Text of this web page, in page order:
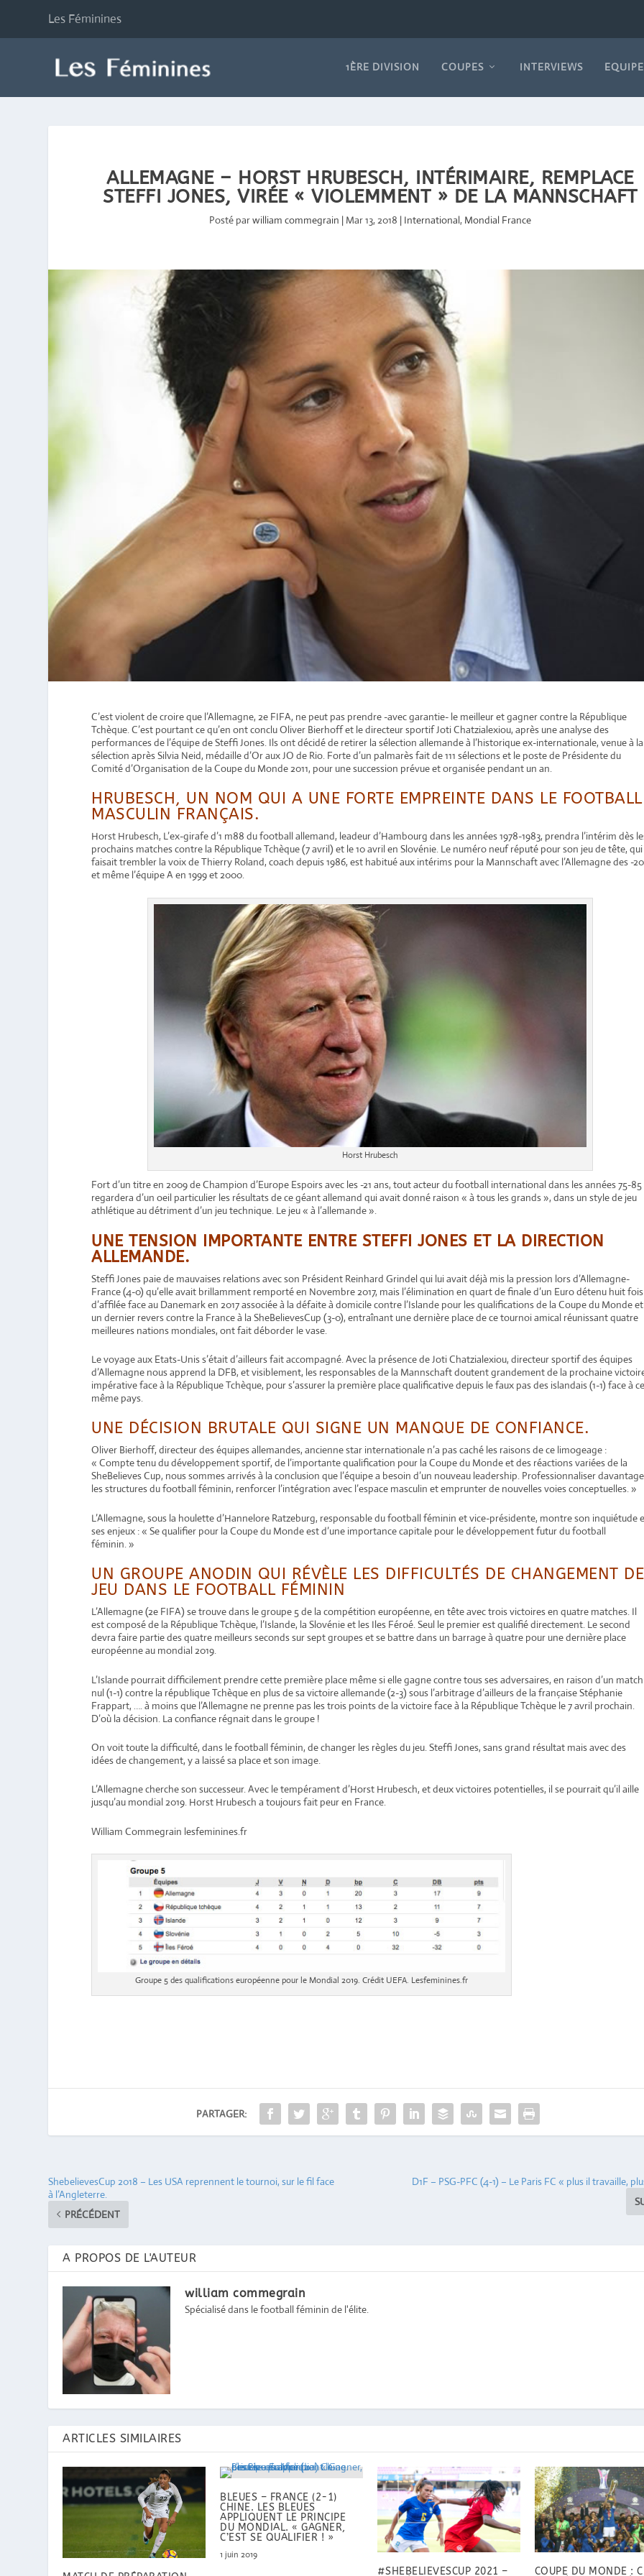
Les Féminines
1ÈRE DIVISION COUPES INTERVIEWS
ALLEMAGNE – HORST HRUBESCH, INTÉRIMAIRE, REMPLACE
STEFFI JONES, VIRÉE « VIOLEMMENT » DE LA MANNSCHAFT
Posté parwilliam commegrain | Mar 13, 2018 | International, Mondial France
C’est violent de croire que l’Allemagne, 2e FIFA, ne peut pas prendre -avec garantie- le meilleur et gagner contre la République
Tchèque. C’est pourtant ce qu’en ont conclu Oliver Bierhoff et le directeur sportif Joti Chatzialexiou, après une analyse des
performances de l’équipe de Steffi Jones. Ils ont décidé de retirer la sélection allemande à l’historique ex-internationale, venue à la
sélection après Silvia Neid, médaille d’Or aux JO de Rio. Forte d’un palmarès fait de 111 sélections et le poste de Présidente du
Comité d’Organisation de la Coupe du Monde 2011, pour une succession prévue et organisée pendant un an.
HRUBESCH, UN NOM QUI A UNE FORTE EMPREINTE DANS LE FOOTBALL
MASCULIN FRANÇAIS.
Horst Hrubesch, L’ex-girafe d’1 m88 du football allemand, leadeur d’Hambourg dans les années 1978-1983, prendra l’intérim dès
prochains matches contre la République Tchèque (7 avril) et le 10 avril en Slovénie. Le numéro neuf réputé pour son jeu de tête, qui
faisait trembler la voix de Thierry Roland, coach depuis 1986, est habitué aux intérims pour la Mannschaft avec l’Allemagne des -20
et même l’équipe A en 1999 et 2000.
Horst Hrubesch
Fort d’un titre en 2009 de Champion d’Europe Espoirs avec les -21 ans, tout acteur du football international dans les années 75-85
regardera d’un oeil particulier les résultats de ce géant allemand qui avait donné raison « à tous les grands », dans un style de jeu
athlétique au détriment d’un jeu technique. Le jeu « à l’allemande ».
UNE TENSION IMPORTANTE ENTRE STEFFI JONES ET LA DIRECTION
ALLEMANDE.
Steffi Jones paie de mauvaises relations avec son Président Reinhard Grindel qui lui avait déjà mis la pression lors d’Allemagne-
France (4-0) qu’elle avait brillamment remporté en Novembre 2017, mais l’élimination en quart de finale d’un Euro détenu huit fois
d’affilée face au Danemark en 2017 associée à la défaite à domicile contre l’Islande pour les qualifications de la Coupe du Monde et
un dernier revers contre la France à la SheBelievesCup (3-0), entraînant une dernière place de ce tournoi amical réunissant quatre
meilleures nations mondiales, ont fait déborder le vase.
Le voyage aux Etats-Unis s’était d’ailleurs fait accompagné. Avec la présence deJoti Chatzialexiou, directeur sportif des équipes
d’Allemagne nous apprend la DFB, et visiblement, les responsables de la Mannschaft doutent grandement de la prochaine
impérative face à la République Tchèque, pour s’assurer la première place qualificative depuis le faux pas des islandais (1-1) face à
même pays.
UNE DÉCISION BRUTALE QUI SIGNE UN MANQUE DE CONFIANCE.
Oliver Bierhoff, directeur des équipes allemandes, ancienne star internationale n’a pas caché les raisons de ce limogeage :
«Compte tenu du développement sportif, de l’importante qualification pour la Coupe du Monde et des réactions variées de la
SheBelieves Cup, nous sommes arrivés à la conclusion que l’équipe a besoin d’un nouveau leadership. Professionnaliser davantage
les structures du football féminin, renforcer l’intégration avec l’espace masculin et emprunter de nouvelles voies conceptuelles. »
L’Allemagne, sous la houlette d’Hannelore Ratzeburg, responsable du football féminin et vice-présidente, montre son inquiétude
ses enjeux : «Se qualifier pour la Coupe du Monde est d’une importance capitale pour le développement futur du football
féminin. »
UN GROUPE ANODIN QUI RÉVÈLE LES DIFFICULTÉS DE CHANGEMENT DE
JEU DANS LE FOOTBALL FÉMININ
L’Allemagne (2e FIFA) se trouve dans le groupe 5 de la compétition européenne, en tête avec trois victoires en quatre matches. Il
est composé de la République Tchèque, l’Islande, la Slovénie et les Iles Féroé. Seul le premier est qualifié directement. Le second
devra faire partie des quatre meilleurs seconds sur sept groupes et se battre dans un barrage à quatre pour une dernière place
européenne au mondial 2019.
L’Islande pourrait difficilement prendre cette première place même si elle gagne contre tous ses adversaires, en raison d’un match
nul (1-1) contre la république Tchèque en plus de sa victoire allemande (2-3) sous l’arbitrage d’ailleurs de la française Stéphanie
Frappart, …. à moins que l’Allemagne ne prenne pas les trois points de la victoire face à la République Tchèque le 7 avril prochain.
D’où la décision. La confiance régnait dans le groupe !
On voit toute la difficulté, dans le football féminin, de changer les règles du jeu. Steffi Jones, sans grand résultat mais avec des
idées de changement, y a laissé sa place et son image.
L’Allemagne cherche son successeur. Avec le tempérament d’Horst Hrubesch, et deux victoires potentielles, il se pourrait qu’il aille
jusqu’au mondial 2019. Horst Hrubesch a toujours fait peur en France.
William Commegrain lesfeminines.fr
Groupe 5 des qualifications européenne pour le Mondial 2019. Crédit UEFA. Lesfeminines.fr
PARTAGER:
ShebelievesCup 2018 – Les USA reprennent le tournoi, sur le fil face
à l’Angleterre.
PRÉCÉDENT
D1F – PSG-PFC (4-1) – Le Paris FC « plus il travaille,
A PROPOS DE L'AUTEUR
william commegrain
Spécialisé dans le football féminin de l'élite.
ARTICLES SIMILAIRES
BLEUES – FRANCE (2-1)
CHINE. LES BLEUES
APPLIQUENT LE PRINCIPE
DU MONDIAL. « GAGNER,
C’EST SE QUALIFIER ! »
1 juin 2019
#SHEBELIEVESCUP 2021 –
COUPE DU MONDE :